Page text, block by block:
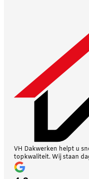
VH Dakwerken helpt u
topkwaliteit. Wij staan